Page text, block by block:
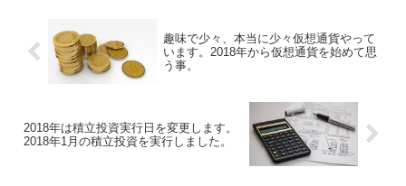
趣味で少々、本当に少々仮想通貨やって
います。2018年から仮想通貨を始めて思
う事。
2018年は積立投資実行日を変更します。
2018年1月の積立投資を実行しました。